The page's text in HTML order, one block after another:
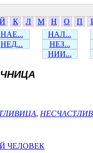
Й К Л М Н О П
НАЕ...
НАЛ...
НЕД...
НЕЗ...
НИИ...
,
ЧЕЛОВЕК